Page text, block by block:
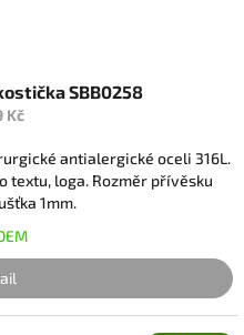
SBB0258
Kč
antialergické oceli 316L.
textu, loga. Rozměr přívěsku
1mm.